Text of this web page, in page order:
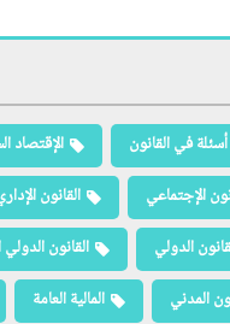
أسئلة في القانون الإقتصاد
الإجتماعي القانون
الدولي القانون
المدني المالية العامة